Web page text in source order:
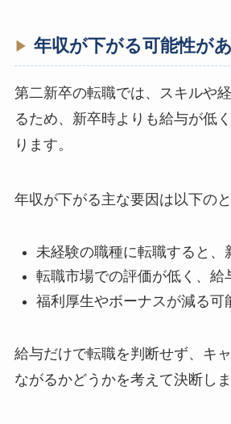
年収が下がる可能性が
第二新卒の転職では、スキルや
るため、新卒時よりも給与が低
ります。
年収が下がる主な要因は以下のと
未経験の職種に転職すると、
転職市場での評価が低く、給
福利厚生やボーナスが減る可
給与だけで転職を判断せず、キ
ながるかどうかを考えて決断しま